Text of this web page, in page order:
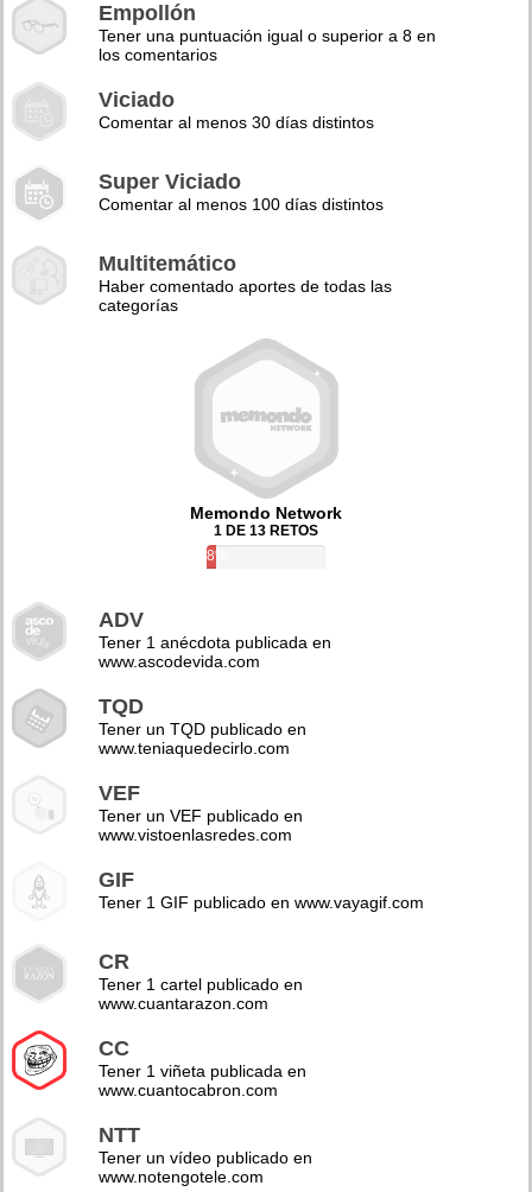
Empollón
Tener una puntuación igual o superior a 8 en
los comentarios
Viciado
Comentar al menos 30 días distintos
Super Viciado
Comentar al menos 100 días distintos
Multitemático
Haber comentado aportes de todas las
categorías
Memondo Network
1 DE 13 RETOS
8%
ADV
Tener 1 anécdota publicada en
www.ascodevida.com
TQD
Tener un TQD publicado en
www.teniaquedecirlo.com
VEF
Tener un VEF publicado en
www.vistoenlasredes.com
GIF
Tener 1 GIF publicado en www.vayagif.com
CR
Tener 1 cartel publicado en
www.cuantarazon.com
CC
Tener 1 viñeta publicada en
www.cuantocabron.com
NTT
Tener un vídeo publicado en
www.notengotele.com